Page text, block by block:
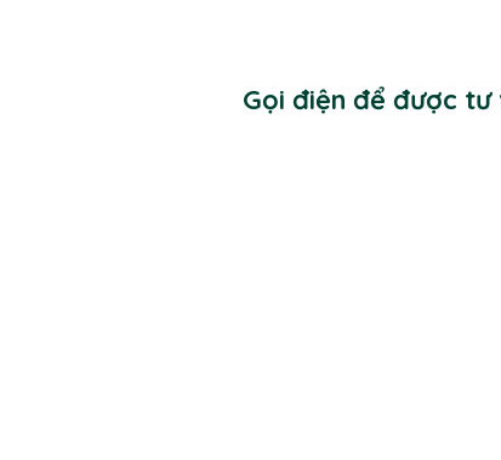
Gọi điện để được tư